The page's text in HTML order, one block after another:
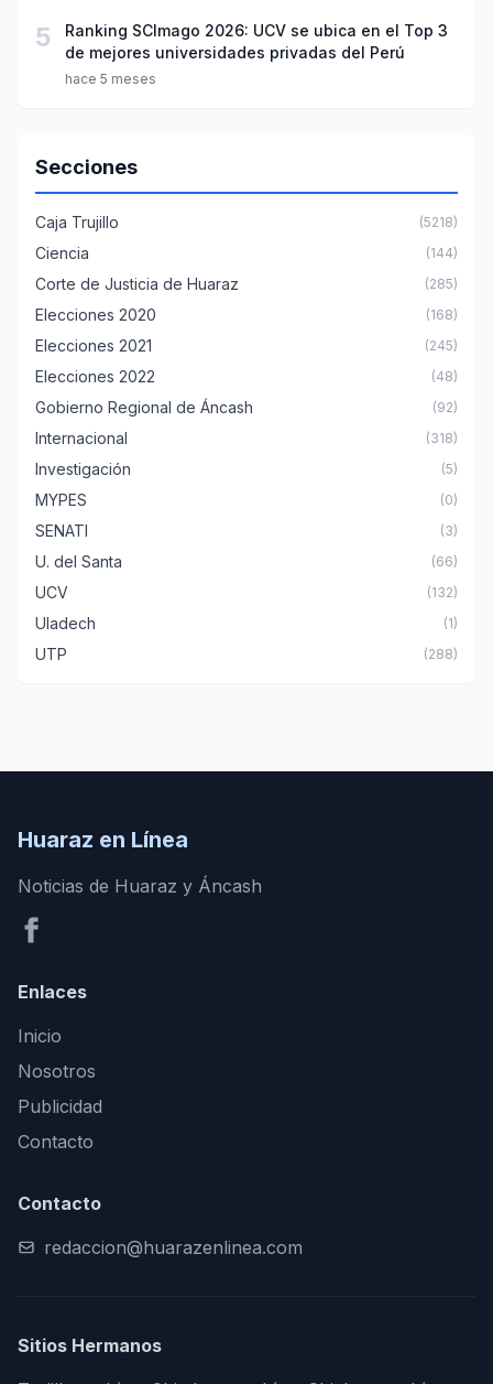
5
Ranking SCImago 2026: UCV se ubica en el Top 3
de mejores universidades privadas del Perú
hace 5 meses
Secciones
Caja Trujillo (5218)
Ciencia (144)
Corte de Justicia de Huaraz (285)
Elecciones 2020 (168)
Elecciones 2021 (245)
Elecciones 2022 (48)
Gobierno Regional de Áncash (92)
Internacional (318)
Investigación (5)
MYPES (0)
SENATI (3)
U. del Santa (66)
UCV (132)
Uladech (1)
UTP (288)
Huaraz en Línea
Noticias de Huaraz y Áncash
Enlaces
Inicio
Nosotros
Publicidad
Contacto
Contacto
redaccion@huarazenlinea.com
Sitios Hermanos